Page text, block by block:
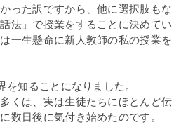
った訳ですから、他に選択肢もな
法」で授業をすることに決めてい
一生懸命に新人教師の私の授業を
知ることになりました。
くは、実は生徒たちにほとんど伝
数日後に気付き始めたのです。